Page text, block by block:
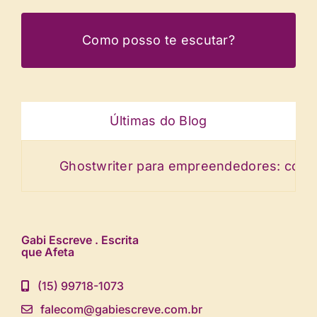
Como posso te escutar?
Últimas do Blog
Ghostwriter para empreendedores: conte
Gabi Escreve . Escrita
que Afeta
(15) 99718-1073
falecom@gabiescreve.com.br